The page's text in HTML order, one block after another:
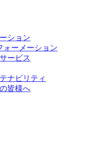
ション
ォーメーション
ービス
ナビリティ
皆様へ